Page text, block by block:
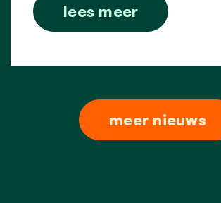
lees meer
meer nieuws